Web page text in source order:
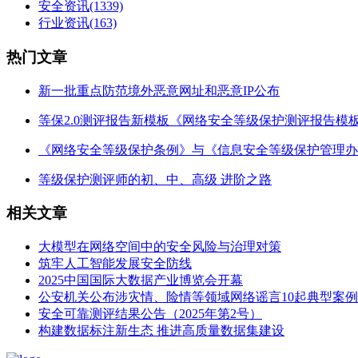
安全资讯(1339)
行业资讯(163)
热门文章
新一批重点防范境外恶意网址和恶意IP公布
等保2.0测评报告新模板《网络安全等级保护测评报告模板
《网络安全等级保护条例》与《信息安全等级保护管理办
等级保护测评师的初、中、高级 进阶之路
相关文章
大模型在网络空间中的安全风险与治理对策
筑牢人工智能发展安全防线
2025中国国际大数据产业博览会开幕
公安机关公布涉灾情、险情等领域网络谣言10起典型案例
安全可靠测评结果公告（2025年第2号）
构建数据标注新生态 推进高质量数据集建设